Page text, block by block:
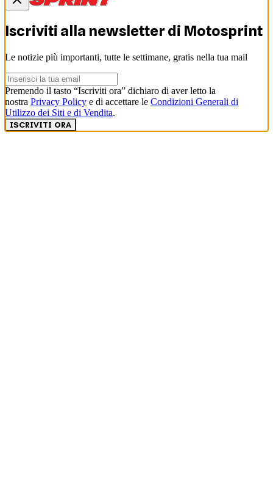
Iscriviti alla newsletter di Motosprint
Le notizie più importanti, tutte le settimane, gratis nella tua mail
Premendo il tasto “Iscriviti ora” dichiaro di aver letto la
nostra Privacy Policy e di accettare le Condizioni Generali di
Utilizzo dei Siti e di Vendita.
ISCRIVITI ORA